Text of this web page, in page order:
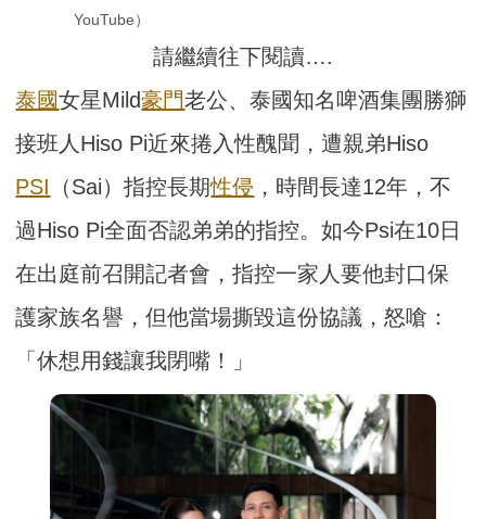
YouTube）
請繼續往下閱讀….
泰國女星Mild豪門老公、泰國知名啤酒集團勝獅
接班人Hiso Pi近來捲入性醜聞，遭親弟Hiso
PSI
（Sai）指控長期性侵 ，時間長達12年，不
過Hiso Pi全面否認弟弟的指控。如今Psi在10日
在出庭前召開記者會，指控一家人要他封口保
護家族名譽，但他當場撕毀這份協議，怒嗆：
「休想用錢讓我閉嘴！」